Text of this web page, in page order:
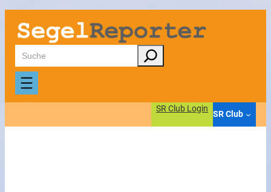
Suchen
SR Club Login
SR Club